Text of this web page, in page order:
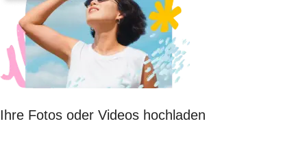
Ihre Fotos oder Videos hochladen